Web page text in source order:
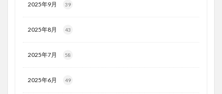
2025年9月 39
2025年8月 43
2025年7月 58
2025年6月 49